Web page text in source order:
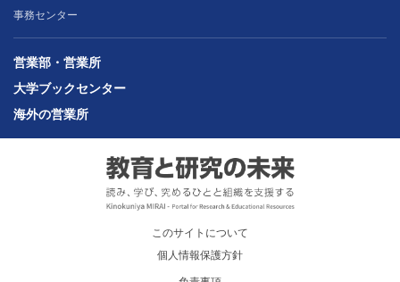
事務センター
営業部・営業所
大学ブックセンター
海外の営業所
このサイトについて
個人情報保護方針